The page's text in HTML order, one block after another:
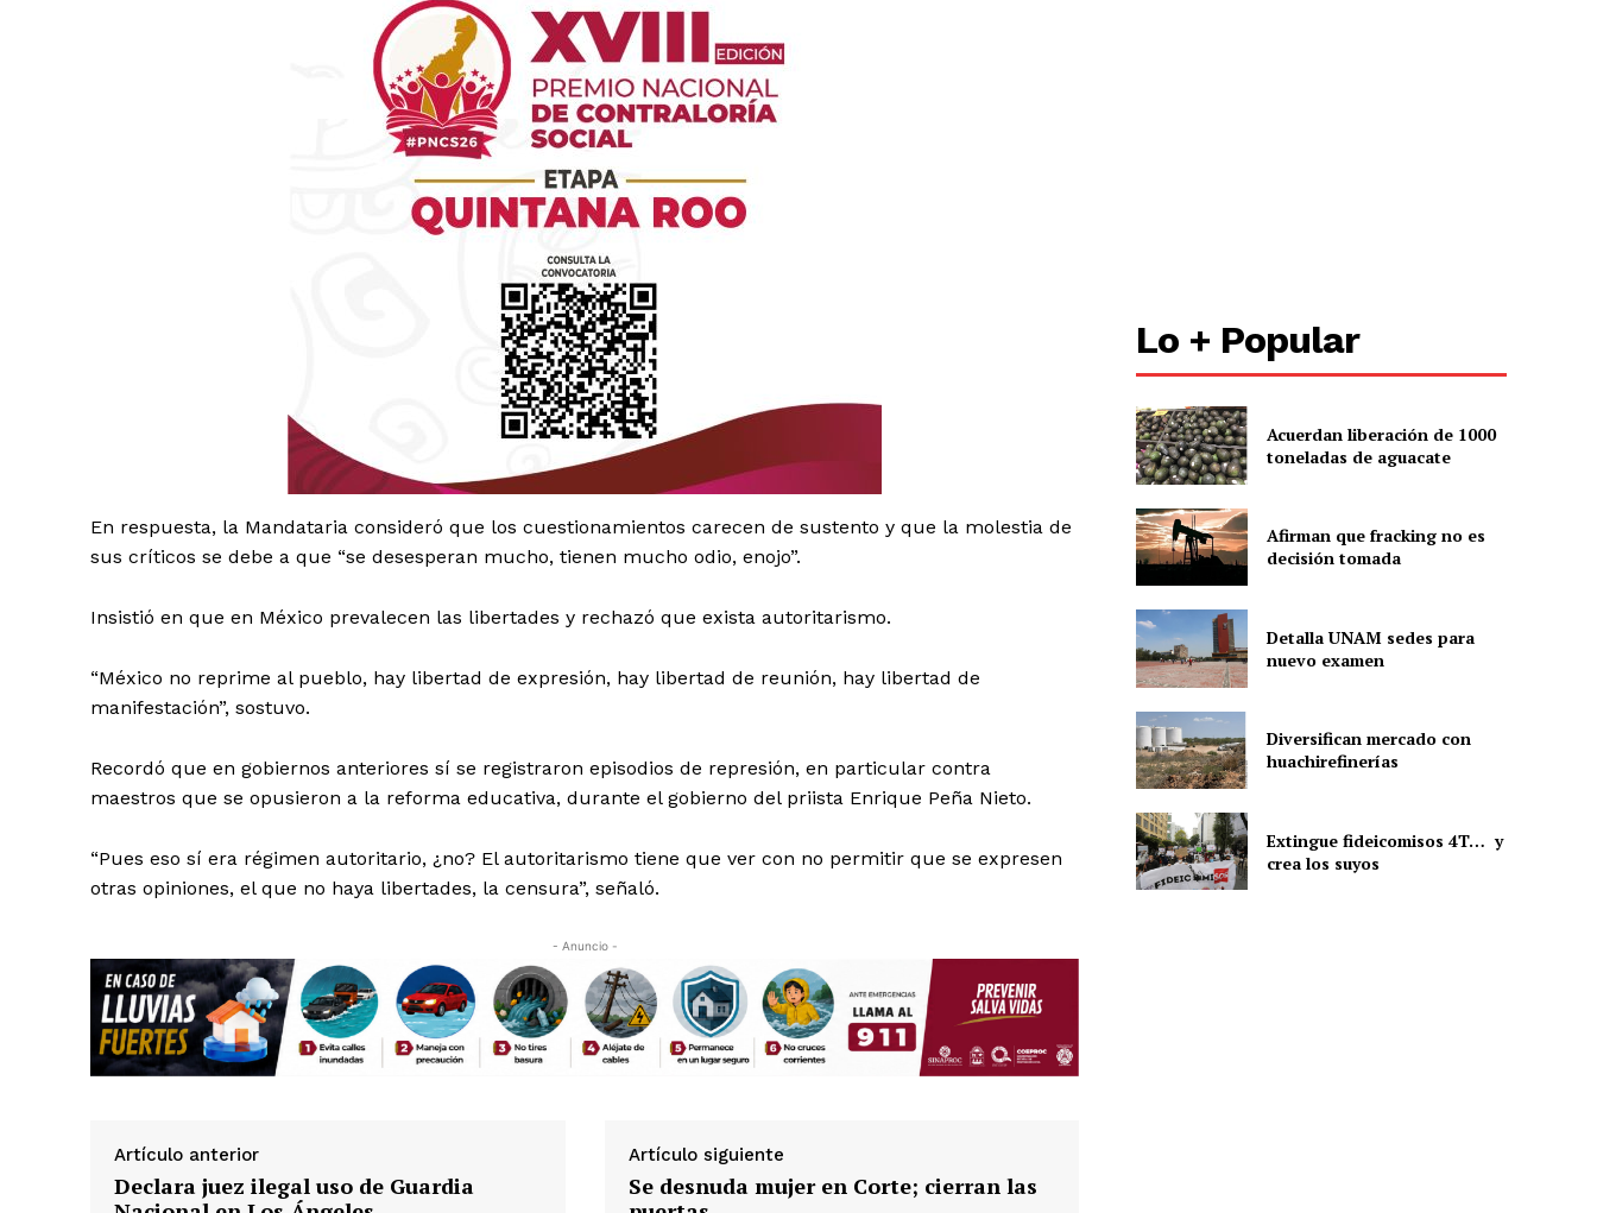
Luces
Del Siglo
SUSCRÍBETE AHORA
Empresa
Nosotros
Política de privacidad
Información Propietaria / Financiación
Mi cuenta
En respuesta, la Mandataria consideró que los cuestionamientos carecen de sustento y que la molestia de
sus críticos se debe a que “se desesperan mucho, tienen mucho odio, enojo”.
Insistió en que en México prevalecen las libertades y rechazó que exista autoritarismo.
“México no reprime al pueblo, hay libertad de expresión, hay libertad de reunión, hay libertad de
manifestación”, sostuvo.
Recordó que en gobiernos anteriores sí se registraron episodios de represión, en particular contra
maestros que se opusieron a la reforma educativa, durante el gobierno del priista Enrique Peña Nieto.
“Pues eso sí era régimen autoritario, ¿no? El autoritarismo tiene que ver con no permitir que se expresen
otras opiniones, el que no haya libertades, la censura”, señaló.
- Anuncio -
Artículo anterior
Declara juez ilegal uso de Guardia
Artículo siguiente
Se desnuda mujer en Corte; cierran las
Lo + Popular
Acuerdan liberación de 1000
toneladas de aguacate
Afirman que fracking no es
decisión tomada
Detalla UNAM sedes para
nuevo examen
Diversifican mercado con
huachirefinerías
Extingue fideicomisos 4T… y
crea los suyos